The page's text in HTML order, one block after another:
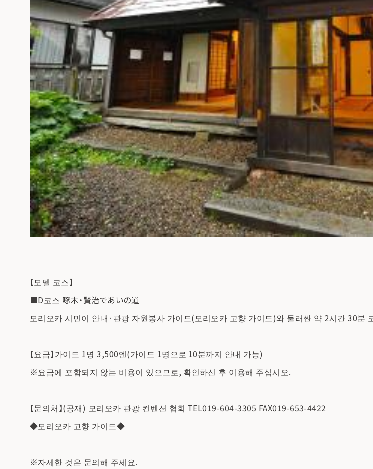
【모델 코스】
■D코스 啄木・賢治であいの道
모리오카 시민이 안내·관광 자원봉사 가이드(모리오카 고향 가이드)와 둘러싼 약 2시간 30분
【요금】가이드 1명 3,500엔(가이드 1명으로 10분까지 안내 가능)
※요금에 포함되지 않는 비용이 있으므로, 확인하신 후 이용해 주십시오.
【문의처】(공재) 모리오카 관광 컨벤션 협회 TEL019-604-3305 FAX019-653-4422
◆모리오카 고향 가이드◆
※자세한 것은 문의해 주세요.